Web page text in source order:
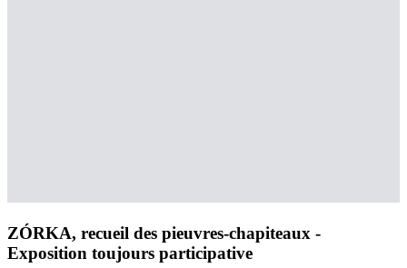
ZÓRKA, recueil des pieuvres-chapiteaux -
Exposition toujours participative